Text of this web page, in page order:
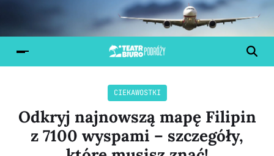
CIEKAWOSTKI
Odkryj najnowszą mapę Filipin
z 7100 wyspami – szczegóły,